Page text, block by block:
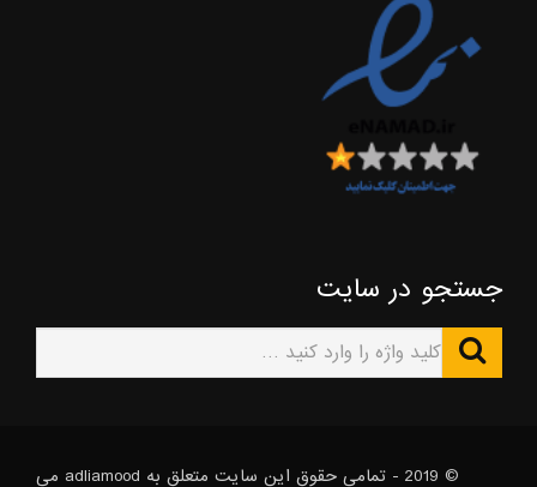
جستجو در سایت
© 2019 - تمامی حقوق این سایت متعلق به adliamood می